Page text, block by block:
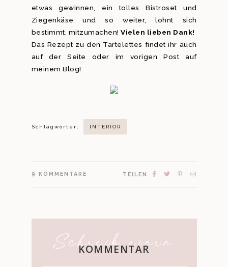
etwas gewinnen, ein tolles Bistroset und
Ziegenkäse und so weiter, lohnt sich
bestimmt, mitzumachen! Vielen lieben Dank!
Das Rezept zu den Tartelettes findet ihr auch
auf der Seite oder im vorigen Post auf
meinem Blog!
Schlagwörter: INTERIOR
9 KOMMENTARE TEILEN
Schreib einen
KOMMENTAR